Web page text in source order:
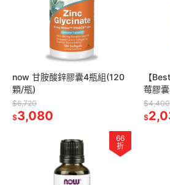
now 甘胺酸鋅膠囊4瓶組(120
顆/瓶)
$6,720
$3,080
【
莓膠
$4,400
$
66
折